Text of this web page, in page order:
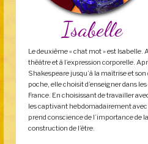
Isabelle
Le deuxième « chat mot » est Isabelle.
théâtre et à l’expression corporelle.
Shakespeare jusqu’à la maîtrise et
poche, elle choisit d’enseigner dans
France. En choisissant de travailler
les captivant hebdomadairement
prend conscience de l’importance de
construction de l’être.